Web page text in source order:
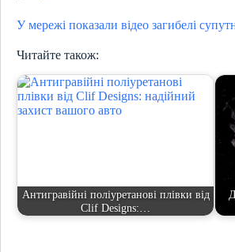
У мережі показали відео загибелі
Читайте також:
Антигравійні поліуретанові плівки від
Clif Designs:…